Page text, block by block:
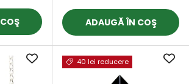
ADAUGĂ ÎN COŞ
40 lei reducere